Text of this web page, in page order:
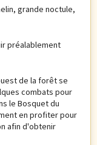
grande noctule,
préalablement
de la forêt se
combats pour
le Bosquet du
en profiter pour
afin d'obtenir